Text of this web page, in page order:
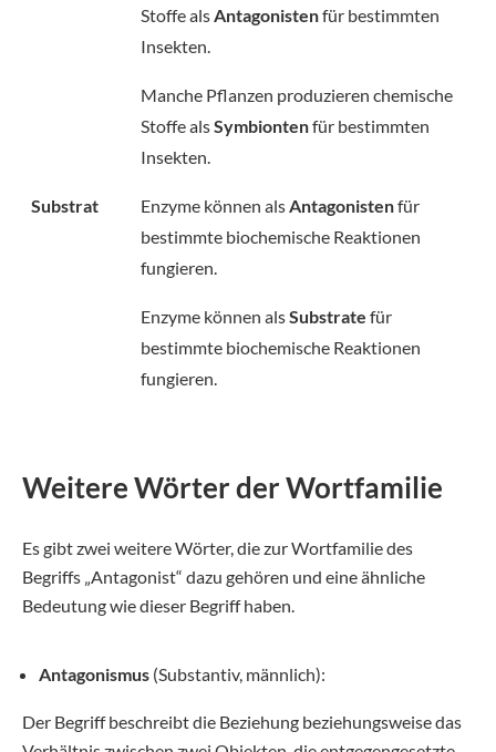
Stoffe alsAntagonistenfür bestimmten
Insekten.
Manche Pflanzen produzieren chemische
Stoffe alsSymbiontenfür bestimmten
Insekten.
Substrat Enzyme können alsAntagonistenfür
bestimmte biochemische Reaktionen
fungieren.
Enzyme können alsSubstrate für
bestimmte biochemische Reaktionen
fungieren.
Weitere Wörter der Wortfamilie
Es gibt zwei weitere Wörter, die zur Wortfamilie des
Begriffs „Antagonist“ dazu gehören und eine ähnliche
Bedeutung wie dieser Begriff haben.
Antagonismus (Substantiv, männlich):
Der Begriff beschreibt die Beziehung beziehungsweise das